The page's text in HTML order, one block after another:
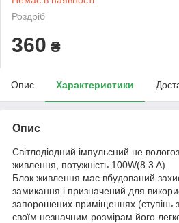
Роздріб
360 ₴
Опис Характеристики
Опис
Світлодіодний імпульсний не
живлення, потужність 100W(8.3 A).
Блок живлення має вбудований
замикання і призначений для
запорошених приміщеннях (ступінь
своїм незначним розмірам його